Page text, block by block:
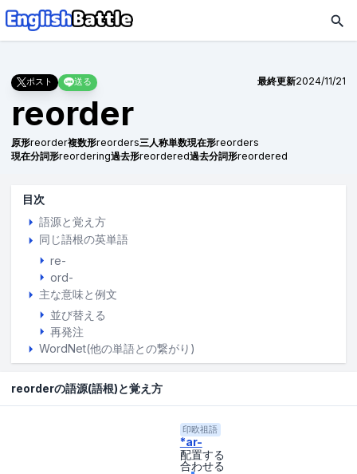
ポスト 送る 最終更新2024/11/21
reorder
原形reorder複数形reorders三人称単数現在形reorders
現在分詞形reordering過去形reordered過去分詞形reordered
目次
語源と覚え方
同じ語根の英単語
re-
ord-
主な意味と例文
並び替える
再発注
WordNet(他の単語との繋がり)
reorderの語源(語根)と覚え方
印欧祖語
*ar-
配置する
合わせる